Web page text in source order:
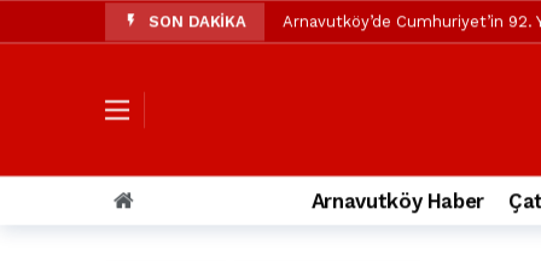
SON DAKİKA Arnavutköy’de Cumhuriyet’in 92.
Arnavutköy Taşoluk’ta seyir
Arnavutköy İmrahor Mahallesi
Arnavutköy Haber